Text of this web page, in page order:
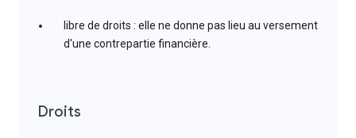
libre de droits : elle ne donne pas lieu au versement
d'une contrepartie financière.
Droits